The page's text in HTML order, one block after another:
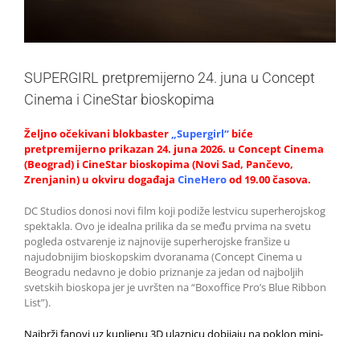
SUPERGIRL pretpremijerno 24. juna u Concept
Cinema i CineStar bioskopima
Željno očekivani blokbaster „Supergirl“ biće
pretpremijerno prikazan 24. juna 2026. u Concept Cinema
(Beograd) i CineStar bioskopima (Novi Sad, Pančevo,
Zrenjanin) u okviru događaja CineHerood 19.00 časova.
DC Studios donosi novi film koji podiže lestvicu superherojskog
spektakla. Ovo je idealna prilika da se među prvima na svetu
pogleda ostvarenje iz najnovije superherojske franšize u
najudobnijim bioskopskim dvoranama (Concept Cinema u
Beogradu nedavno je dobio priznanje za jedan od najboljih
svetskih bioskopa jer je uvršten na “Boxoffice Pro’s Blue Ribbon
List”).
Najbrži fanovi uz kupljenu 3D ulaznicu dobijaju na poklon mini-